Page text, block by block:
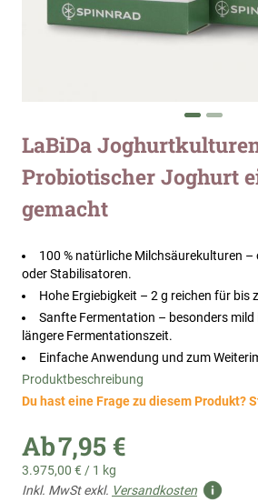
Zum
Anfang
der
springen
LaBiDa
Probiotischer Joghurt
gemacht
100 % natürliche Milchsäurekulturen –
oder Stabilisatoren.
Hohe Ergiebigkeit – 2 g reichen für bis
Sanfte Fermentation – besonders mild
längere Fermentationszeit.
Einfache Anwendung und zum
Produktbeschreibung
Du hast eine Frage zu diesem Produkt?
Ab7,95 €
3.975,00 € / 1 kg
Inkl. MwSt exkl. Versandkosten